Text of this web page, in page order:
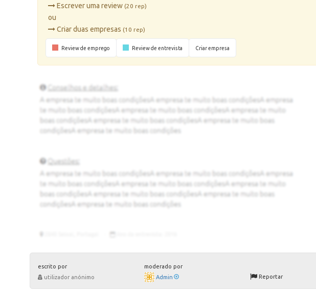
Escrever uma review(20 rep)
ou
Criar duas empresas(10 rep)
Review de emprego Review de entrevista Criar empresa
escrito por
utilizador anónimo
moderado por
Admin
Reportar